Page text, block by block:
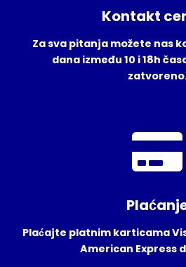
Kontakt
Za sva pitanja možete nas
dana između 10 i 18h
Plaćajte platnim karticama
American Express